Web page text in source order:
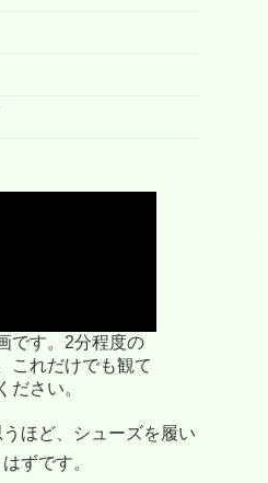
です。2分程度の
これだけでも観て
ださい。
うほど、シューズを履い
ずです。